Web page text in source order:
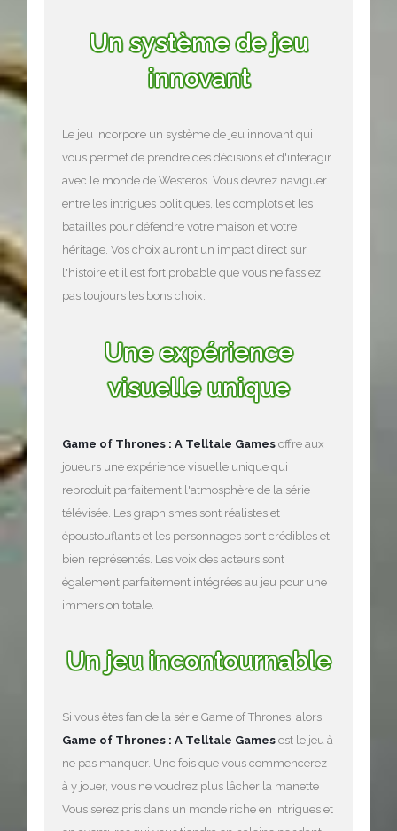
Un système de jeu
innovant
Le jeu incorpore un système de jeu innovant qui
vous permet de prendre des décisions et d'interagir
avec le monde de Westeros. Vous devrez naviguer
entre les intrigues politiques, les complots et les
batailles pour défendre votre maison et votre
héritage. Vos choix auront un impact direct sur
l'histoire et il est fort probable que vous ne fassiez
pas toujours les bons choix.
Une expérience
visuelle unique
Game of Thrones : A Telltale Games offre aux
joueurs une expérience visuelle unique qui
reproduit parfaitement l'atmosphère de la série
télévisée. Les graphismes sont réalistes et
époustouflants et les personnages sont crédibles et
bien représentés. Les voix des acteurs sont
également parfaitement intégrées au jeu pour une
immersion totale.
Un jeu incontournable
Si vous êtes fan de la série Game of Thrones, alors
Game of Thrones : A Telltale Games est le jeu à
ne pas manquer. Une fois que vous commencerez
à y jouer, vous ne voudrez plus lâcher la manette !
Vous serez pris dans un monde riche en intrigues et